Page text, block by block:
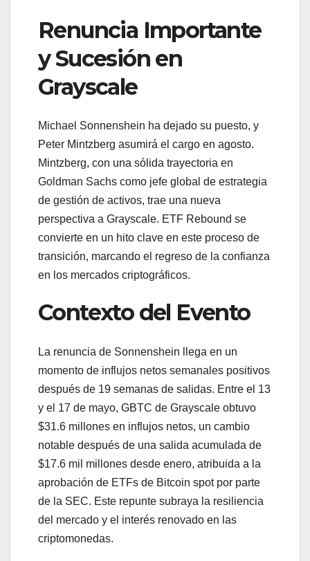
Renuncia Importante
y Sucesión en
Grayscale
Michael Sonnenshein ha dejado su puesto, y
Peter Mintzberg asumirá el cargo en agosto.
Mintzberg, con una sólida trayectoria en
Goldman Sachs como jefe global de estrategia
de gestión de activos, trae una nueva
perspectiva a Grayscale. ETF Rebound se
convierte en un hito clave en este proceso de
transición, marcando el regreso de la confianza
en los mercados criptográficos.
Contexto del Evento
La renuncia de Sonnenshein llega en un
momento de influjos netos semanales positivos
después de 19 semanas de salidas. Entre el 13
y el 17 de mayo, GBTC de Grayscale obtuvo
$31.6 millones en influjos netos, un cambio
notable después de una salida acumulada de
$17.6 mil millones desde enero, atribuida a la
aprobación de ETFs de Bitcoin spot por parte
de la SEC. Este repunte subraya la resiliencia
del mercado y el interés renovado en las
criptomonedas.